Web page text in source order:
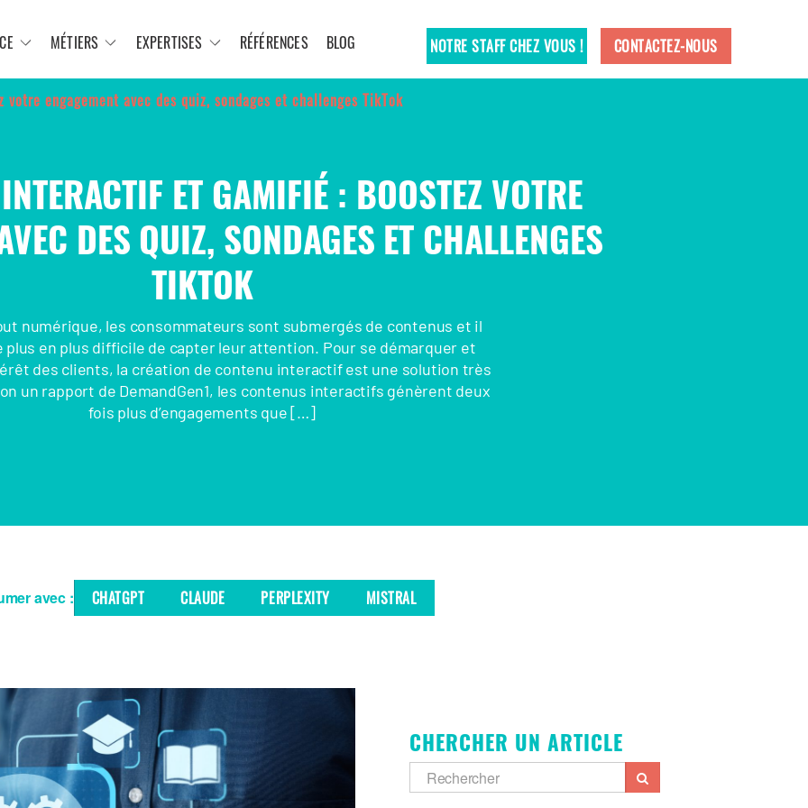
MÉTIERS EXPERTISES RÉFÉRENCES BLOG NOTRE STAFF CHEZ VOUS ! CONTACTEZ-NOUS
engagement avec des quiz, sondages et challenges TikTok
ET GAMIFIÉ : BOOSTEZ VOTRE
DES QUIZ, SONDAGES ET CHALLENGES
TIKTOK
numérique, les consommateurs sont submergés de contenus et il
plus en plus difficile de capter leur attention. Pour se démarquer et
des clients, la création de contenu interactif est une solution très
un rapport de DemandGen1, les contenus interactifs génèrent deux
fois plus d’engagements que […]
avec : CHATGPT CLAUDE PERPLEXITY MISTRAL
CHERCHER UN ARTICLE